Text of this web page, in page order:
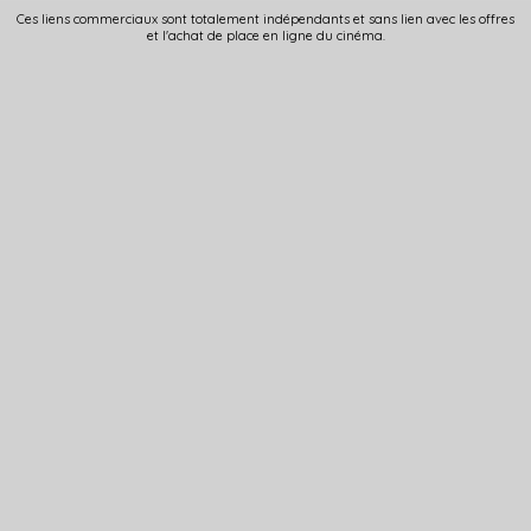
Ces liens commerciaux sont totalement indépendants et sans lien avec les offres
et l'achat de place en ligne du cinéma.